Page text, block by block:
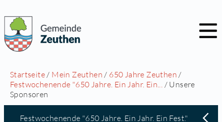
Startseite/ Mein Zeuthen / 650 Jahre Zeuthen /
Festwochenende "650 Jahre. Ein Jahr. Ein... / Unsere
Sponsoren
Festwochenende "650 Jahre. Ein Jahr. Ein Fest."